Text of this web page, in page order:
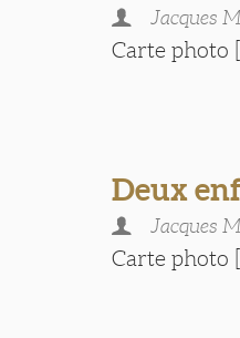
Jacques
Carte photo
Deux
Jacques
Carte photo